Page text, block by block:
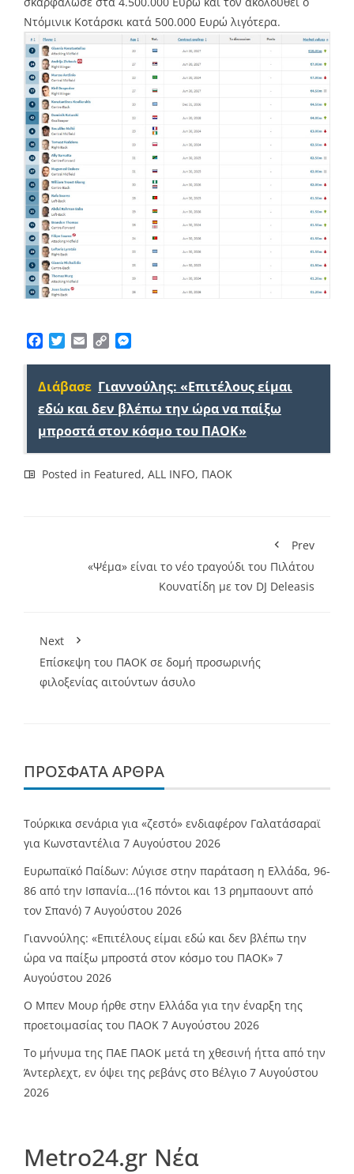
Ντόμινικ Κοτάρσκι κατά 500.000 Ευρώ λιγότερα.
Facebook
TwitterEmailCopy
Διάβασε Γιαννούλης: «Επιτέλους είμαι
εδώ και δεν βλέπω την ώρα να παίξω
μπροστά στον κόσμο του ΠΑΟΚ»
Posted in Featured, ALL INFO, ΠΑΟΚ
Prev
«Ψέμα» είναι το νέο τραγούδι του Πιλάτου
Κουνατίδη με τον DJ Deleasis
Next
Επίσκεψη του ΠΑΟΚ σε δομή προσωρινής
φιλοξενίας αιτούντων άσυλο
ΠΡΌΣΦΑΤΑ ΆΡΘΡΑ
Τούρκικα σενάρια για «ζεστό» ενδιαφέρον Γαλατάσαραϊ
για Κωνσταντέλια 7 Αυγούστου 2026
Ευρωπαϊκό Παίδων: Λύγισε στην παράταση η Ελλάδα, 96-
86 από την Ισπανία…(16 πόντοι και 13 ρημπαουντ από
τον Σπανό) 7 Αυγούστου 2026
Γιαννούλης: «Επιτέλους είμαι εδώ και δεν βλέπω την
ώρα να παίξω μπροστά στον κόσμο του ΠΑΟΚ» 7
Αυγούστου 2026
O Mπεν Μουρ ήρθε στην Ελλάδα για την έναρξη της
προετοιμασίας του ΠΑΟΚ 7 Αυγούστου 2026
Το μήνυμα της ΠΑΕ ΠΑΟΚ μετά τη χθεσινή ήττα από την
Άντερλεχτ, εν όψει της ρεβάνς στο Βέλγιο 7 Αυγούστου
2026
Metro24.gr Νέα